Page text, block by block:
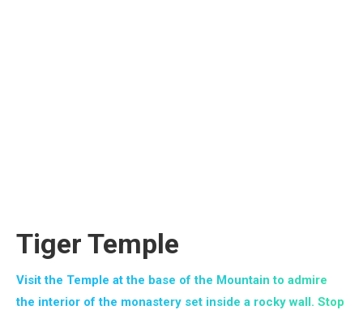
Tiger Temple
Visit the Temple at the base of the Mountain to admire
the interior of the monastery set inside a rocky wall. Stop